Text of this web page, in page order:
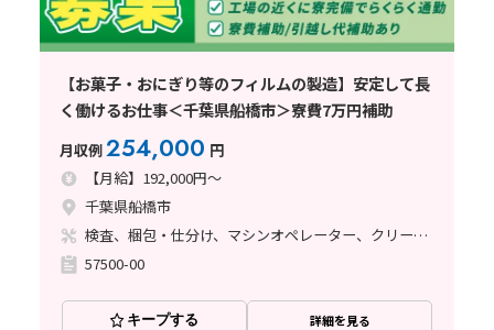
【お菓子・おにぎり等のフィルムの製造】安定して長
く働けるお仕事＜千葉県船橋市＞寮費7万円補助
月収例254,000 円
【月給】192,000円～
千葉県船橋市
検査、梱包・仕分け、マシンオペレーター、クリーンルーム、その他
57500-00
キープする 詳細を見る